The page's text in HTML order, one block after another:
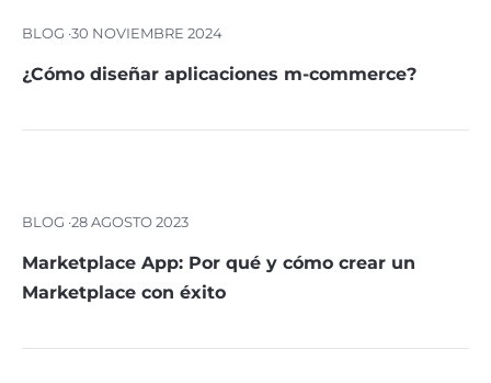
BLOG ·30 NOVIEMBRE 2024
¿Cómo diseñar aplicaciones m-commerce?
BLOG ·28 AGOSTO 2023
Marketplace App: Por qué y cómo crear un
Marketplace con éxito